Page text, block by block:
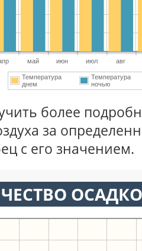
май июн июл авг
Температура
днем
Температура
ночью
более
за
с его значением.